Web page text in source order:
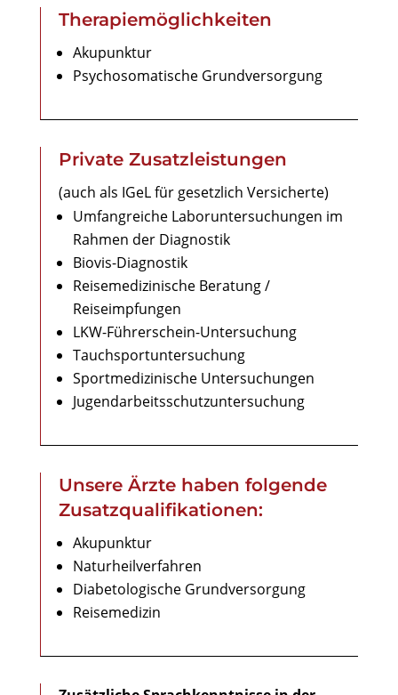
Therapiemöglichkeiten
Akupunktur
Psychosomatische Grundversorgung
Private Zusatzleistungen
(auch als IGeL für gesetzlich Versicherte)
Umfangreiche Laboruntersuchungen im
Rahmen der Diagnostik
Biovis-Diagnostik
Reisemedizinische Beratung /
Reiseimpfungen
LKW-Führerschein-Untersuchung
Tauchsportuntersuchung
Sportmedizinische Untersuchungen
Jugendarbeitsschutzuntersuchung
Unsere Ärzte haben folgende
Zusatzqualifikationen:
Akupunktur
Naturheilverfahren
Diabetologische Grundversorgung
Reisemedizin